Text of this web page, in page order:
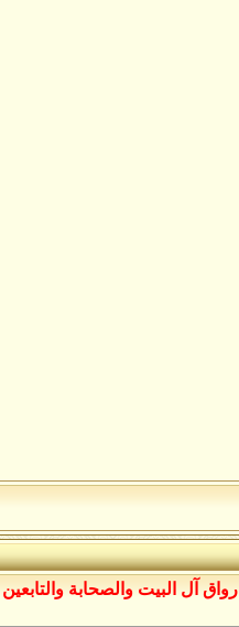
رواق آل البيت والصحابة والتابعين